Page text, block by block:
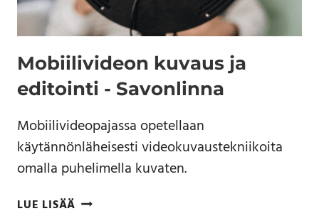
Mobiilivideon kuvaus ja
editointi - Savonlinna
Mobiilivideopajassa opetellaan
käytännönläheisesti videokuvaustekniikoita
omalla puhelimella kuvaten.
LUE LISÄÄ